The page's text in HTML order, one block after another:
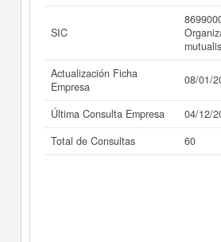
SIC
Actualización Ficha
Empresa
08/01/
Última Consulta Empresa
04/12/
Total de Consultas
60